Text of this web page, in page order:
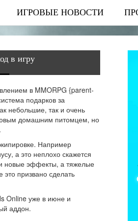
ИГРОВЫЕ НОВОСТИ
в игру
в MMORPG {parent-
подарков за
небольшие, так и очень
домашним питомцем, но
Например
а это неплохо скажется
новые эффекты, а тяжелые
это призвано сделать
Online уже в июне и
аддон.